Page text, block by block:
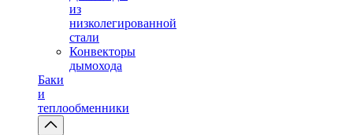
из
низколегированной
стали
Конвекторы
дымохода
Баки
и
теплообменники